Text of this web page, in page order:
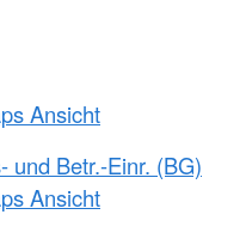
Ansicht
und Betr.-Einr. (BG)
Ansicht